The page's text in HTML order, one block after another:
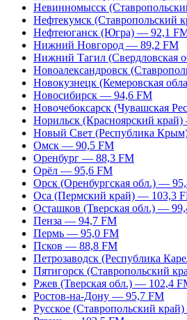
Невинномысск
Нефтекумск (Ставропольский
Нефтеюганск (Югра) — 92,1
Нижний Новгород — 89,2 FM
Нижний Тагил (Свердловская
Новоалександровск
Новокузнецк (Кемеровская
Новосибирск — 94,6 FM
Новочебоксарск (Чувашская
Норильск (Красноярский
Новый Свет (Республика
Омск — 90,5 FM
Оренбург — 88,3 FM
Орёл — 95,6 FM
Орск (Оренбургская обл.) —
Оса (Пермский край) — 103,3
Осташков (Тверская обл.) —
Пенза — 94,7 FM
Пермь — 95,0 FM
Псков — 88,8 FM
Петрозаводск (Республика
Пятигорск (Ставропольский
Ржев (Тверская обл.) — 102,4
Ростов-на-Дону — 95,7 FM
Русское (Ставропольский